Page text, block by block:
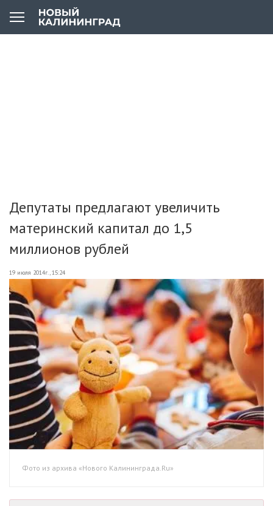
Депутаты предлагают увеличить
материнский капитал до 1,5
миллионов рублей
19 июля 2014г., 15:24
Фото из архива «Нового Калининграда.Ru»